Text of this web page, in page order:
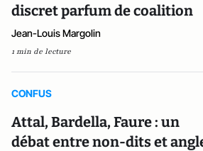
discret parfum de coalition
Jean-Louis Margolin
1 min de lecture
CONFUS
Attal, Bardella, Faure : un
débat entre non-dits et